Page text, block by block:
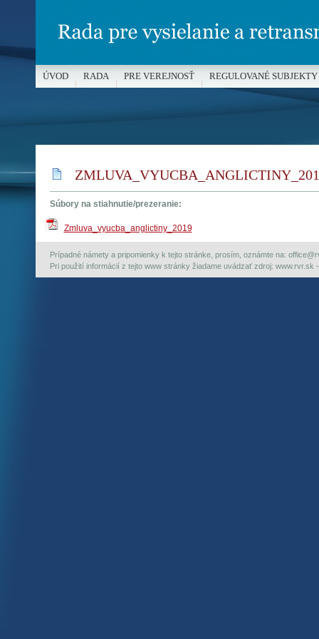
Súbory na stiahnutie/prezeranie:
Zmluva_vyucba_anglictiny_2019
Prípadné námety a pripomienky k tejto stránke, prosím, oznámte na:
Pri použití informácií z tejto www stránky žiadame uvádzať zdroj: www.rvr.sk
ÚVOD RADA PRE VEREJNOSŤ REGULOVANÉ SUBJEKTY